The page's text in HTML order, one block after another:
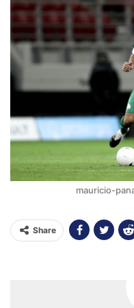
mauricio-
Share